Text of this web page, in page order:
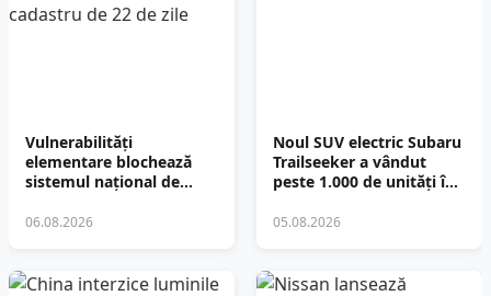
Vulnerabilități
elementare blochează
sistemul național de
06.08.2026
Noul SUV electric Subaru
Trailseeker a vândut
peste 1.000 de unități în
05.08.2026